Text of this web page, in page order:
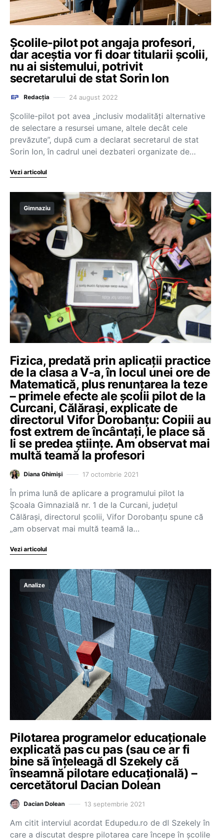
Școlile-pilot pot angaja profesori,
dar aceștia vor fi doar titularii școlii,
nu ai sistemului, potrivit
secretarului de stat Sorin Ion
Redacția 24 august 2022
Școlile-pilot pot avea „inclusiv modalități alternative
de selectare a resursei umane, altele decât cele
prevăzute”, după cum a declarat secretarul de stat
Sorin Ion, în cadrul unei dezbateri organizate de…
Vezi articolul
Gimnaziu
Fizica, predată prin aplicații practice
de la clasa a V-a, în locul unei ore de
Matematică, plus renunțarea la teze
– primele efecte ale școlii pilot de la
Curcani, Călărași, explicate de
directorul Vifor Dorobanțu: Copiii au
fost extrem de încântați, le place să
li se predea științe. Am observat mai
multă teamă la profesori
Diana Ghimiși 17 octombrie 2021
În prima lună de aplicare a programului pilot la
Școala Gimnazială nr. 1 de la Curcani, județul
Călărași, directorul școlii, Vifor Dorobanțu spune că
„am observat mai multă teamă la…
Vezi articolul
Analize
Pilotarea programelor educaționale
explicată pas cu pas (sau ce ar fi
bine să înțeleagă dl Szekely că
înseamnă pilotare educațională) –
cercetătorul Dacian Dolean
Dacian Dolean 13 septembrie 2021
Am citit interviul acordat Edupedu.ro de dl Szekely în
care a discutat despre pilotarea care începe în școlile